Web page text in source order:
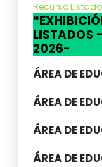
Recurso
LISTADOS
2026-
ÁREA DE
ÁREA DE
ÁREA DE
ÁREA DE